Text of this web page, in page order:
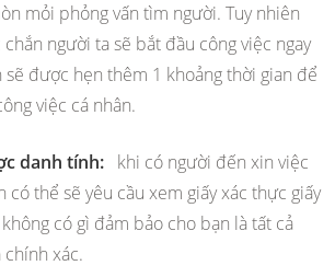
mỏi phỏng vấn tìm người. Tuy nhiên
người ta sẽ bắt đầu công việc ngay
được hẹn thêm 1 khoảng thời gian để
việc cá nhân.
danh tính: khi có người đến xin việc
có thể sẽ yêu cầu xem giấy xác thực giấy
có gì đảm bảo cho bạn là tất cả
xác.